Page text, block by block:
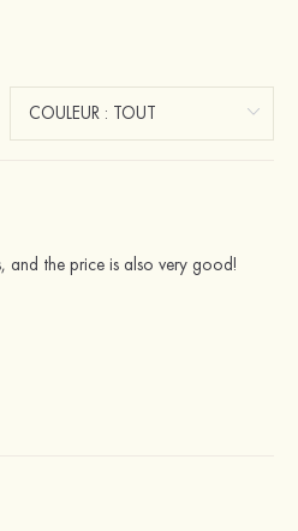
and the price is also very good!